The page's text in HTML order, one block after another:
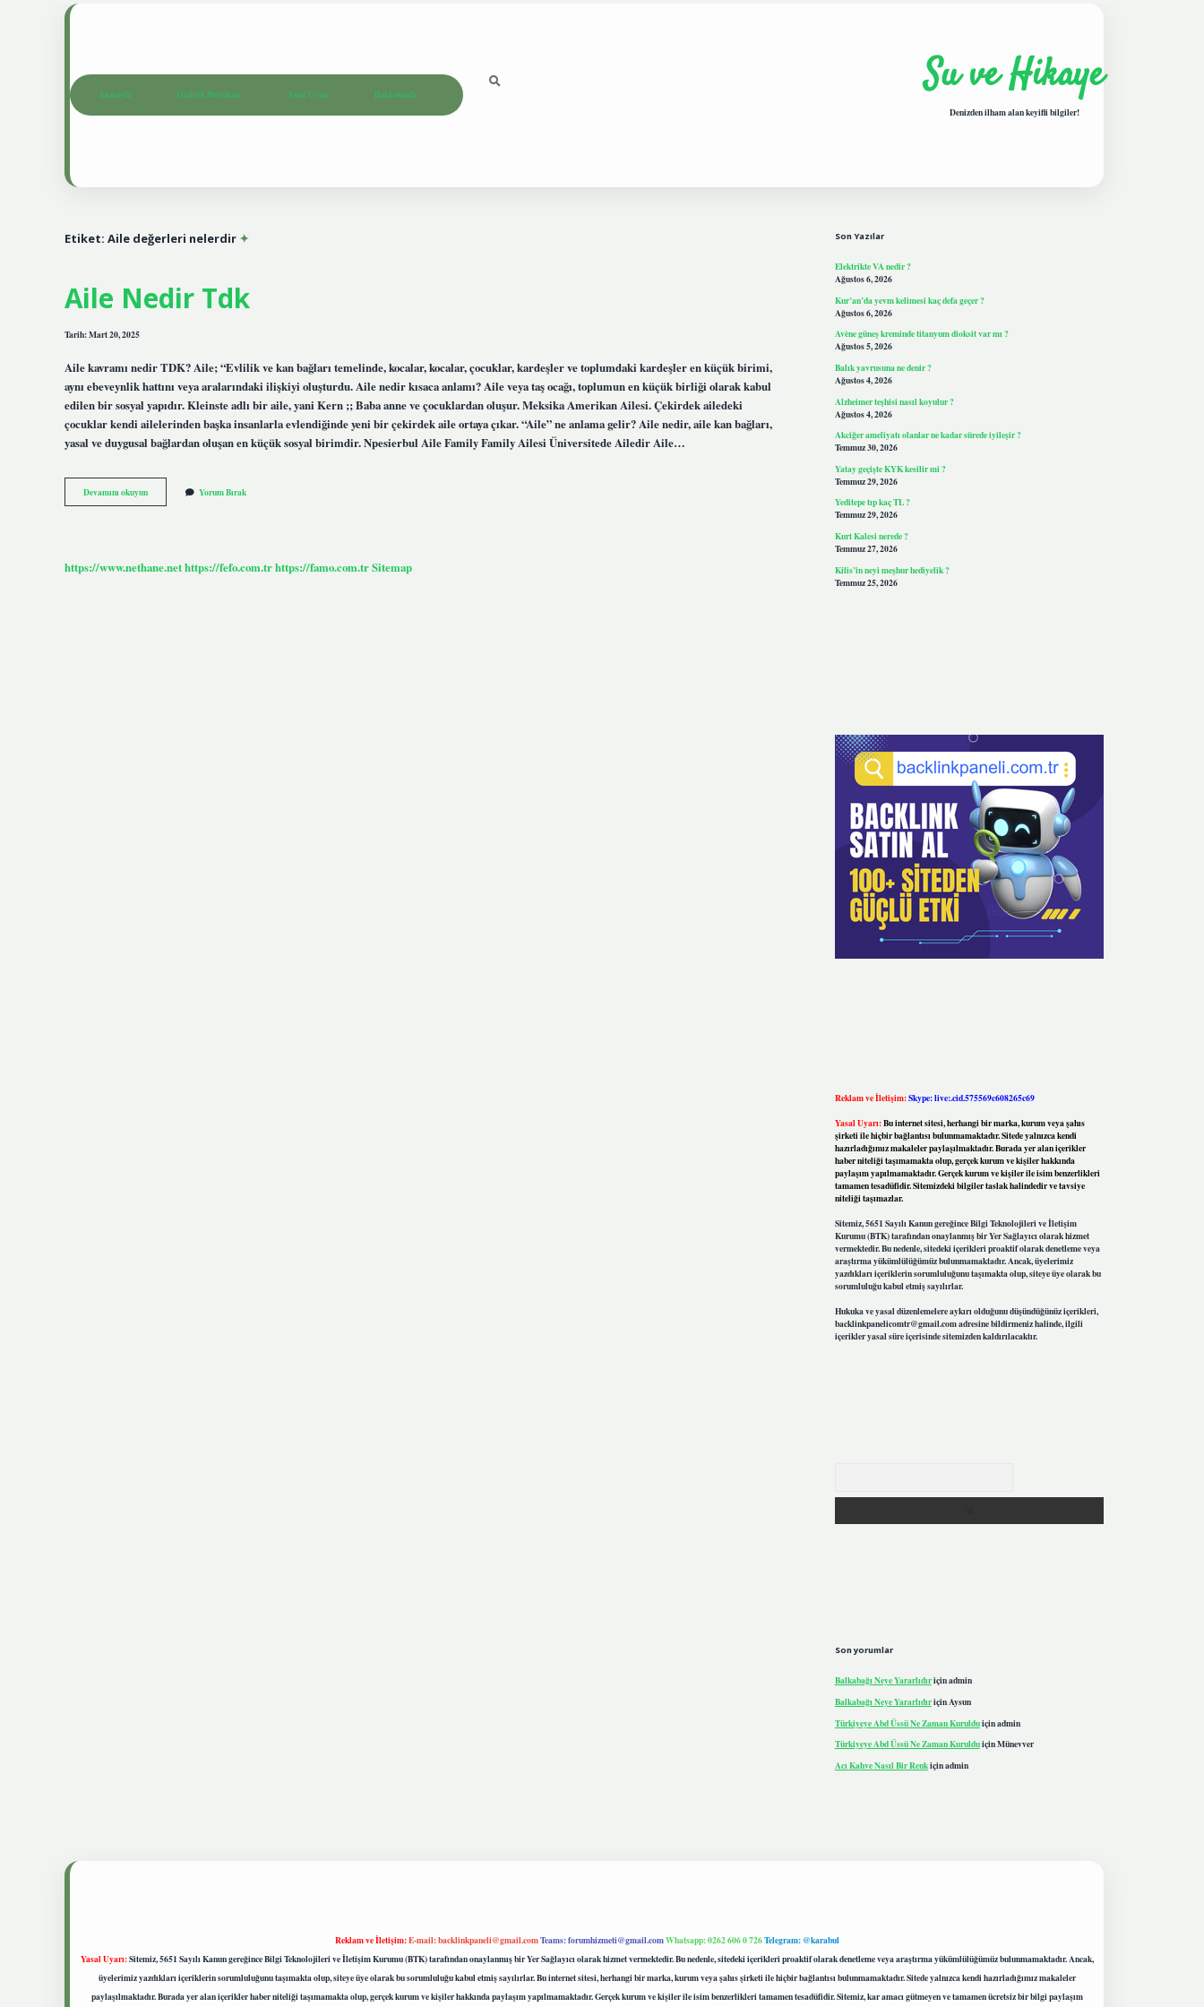
Anasayfa Gizlilik Politikası Yasal Uyarı Hakkımızda Su ve Hikaye
Denizden ilham alan keyifli bilgiler!
Etiket: Aile değerleri nelerdir
Aile Nedir Tdk
Tarih: Mart 20, 2025
Aile kavramı nedir TDK? Aile; “Evlilik ve kan bağları temelinde, kocalar, kocalar, çocuklar, kardeşler ve toplumdaki kardeşler en küçük birimi,
aynı ebeveynlik hattını veya aralarındaki ilişkiyi oluşturdu. Aile nedir kısaca anlamı? Aile veya taş ocağı, toplumun en küçük birliği olarak kabul
edilen bir sosyal yapıdır. Kleinste adlı bir aile, yani Kern ;; Baba anne ve çocuklardan oluşur. Meksika Amerikan Ailesi. Çekirdek ailedeki
çocuklar kendi ailelerinden başka insanlarla evlendiğinde yeni bir çekirdek aile ortaya çıkar. “Aile” ne anlama gelir? Aile nedir, aile kan bağları,
yasal ve duygusal bağlardan oluşan en küçük sosyal birimdir. Npesierbul Aile Family Family Ailesi Üniversitede Ailedir Aile…
Devamını okuyunAile
Nedir
Yorum Bırak
https://www.nethane.nethttps://fefo.com.trhttps://famo.com.trSitemap
Son Yazılar
Elektrikte VA nedir ?
Ağustos 6, 2026
Kur’an’da yevm kelimesi kaç defa geçer ?
Ağustos 6, 2026
Avène güneş kreminde titanyum dioksit var mı ?
Ağustos 5, 2026
Balık yavrusuna ne denir ?
Ağustos 4, 2026
Alzheimer teşhisi nasıl koyulur ?
Ağustos 4, 2026
Akciğer ameliyatı olanlar ne kadar sürede iyileşir ?
Temmuz 30, 2026
Yatay geçişte KYK kesilir mi ?
Temmuz 29, 2026
Yeditepe tıp kaç TL ?
Temmuz 29, 2026
Kurt Kalesi nerede ?
Temmuz 27, 2026
Kilis’in neyi meşhur hediyelik ?
Temmuz 25, 2026
Reklam ve İletişim:Skype: live:.cid.575569c608265c69
Yasal Uyarı:Bu internet sitesi, herhangi bir marka, kurum veya şahıs
şirketi ile hiçbir bağlantısı bulunmamaktadır. Sitede yalnızca kendi
hazırladığımız makaleler paylaşılmaktadır. Burada yer alan içerikler
haber niteliği taşımamakta olup, gerçek kurum ve kişiler hakkında
paylaşım yapılmamaktadır. Gerçek kurum ve kişiler ile isim benzerlikleri
tamamen tesadüfidir. Sitemizdeki bilgiler taslak halindedir ve tavsiye
niteliği taşımazlar.
Sitemiz, 5651 Sayılı Kanun gereğince Bilgi Teknolojileri ve İletişim
Kurumu (BTK) tarafından onaylanmış bir Yer Sağlayıcı olarak hizmet
vermektedir. Bu nedenle, sitedeki içerikleri proaktif olarak denetleme veya
araştırma yükümlülüğümüz bulunmamaktadır. Ancak, üyelerimiz
yazdıkları içeriklerin sorumluluğunu taşımakta olup, siteye üye olarak bu
sorumluluğu kabul etmiş sayılırlar.
Hukuka ve yasal düzenlemelere aykırı olduğunu düşündüğünüz içerikleri,
backlinkpanelicomtr@gmail.comadresine bildirmeniz halinde, ilgili
içerikler yasal süre içerisinde sitemizden kaldırılacaktır.
Son yorumlar
Balkabağı Neye Yararlıdıriçinadmin
Balkabağı Neye YararlıdıriçinAysun
Türkiyeye Abd Üssü Ne Zaman Kurulduiçinadmin
Türkiyeye Abd Üssü Ne Zaman KurulduiçinMünevver
Acı Kahve Nasıl Bir Renkiçinadmin
Reklam ve İletişim:E-mail:backlinkpaneli@gmail.comTeams:forumhizmeti@gmail.comWhatsapp: 0262 606 0 726Telegram: @karabul
Yasal Uyarı:Sitemiz, 5651 Sayılı Kanun gereğince Bilgi Teknolojileri ve İletişim Kurumu (BTK) tarafından onaylanmış bir Yer Sağlayıcı olarak hizmet vermektedir. Bu nedenle, sitedeki içerikleri proaktif olarak denetleme veya araştırma yükümlülüğümüz bulunmamaktadır. Ancak,
üyelerimiz yazdıkları içeriklerin sorumluluğunu taşımakta olup, siteye üye olarak bu sorumluluğu kabul etmiş sayılırlar. Bu internet sitesi, herhangi bir marka, kurum veya şahıs şirketi ile hiçbir bağlantısı bulunmamaktadır. Sitede yalnızca kendi hazırladığımız makaleler
paylaşılmaktadır. Burada yer alan içerikler haber niteliği taşımamakta olup, gerçek kurum ve kişiler hakkında paylaşım yapılmamaktadır. Gerçek kurum ve kişiler ile isim benzerlikleri tamamen tesadüfidir. Sitemiz, kar amacı gütmeyen ve tamamen ücretsiz bir bilgi paylaşım